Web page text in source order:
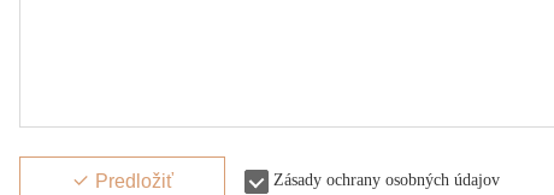
Predložiť Zásady ochrany osobných údajov